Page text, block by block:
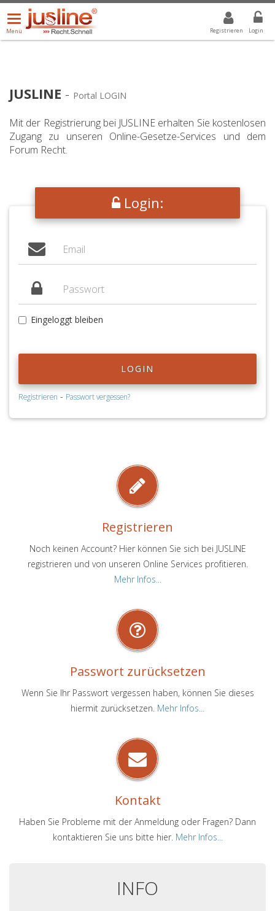
Registrieren Login
Menü
öffnen/schließen
Menü
ALLE DROPDOWN: GEWÄHLTER WERT IST ALLE
JUSLINE - Portal LOGIN
Mit der Registrierung bei JUSLINE erhalten Sie kostenlosen
Zugang zu unseren Online-Gesetze-Services und dem
Forum Recht.
Login:
Eingeloggt bleiben
LOGIN
Registrieren - Passwort vergessen?
Registrieren
Noch keinen Account? Hier können Sie sich bei JUSLINE
registrieren und von unseren Online Services profitieren.
Mehr Infos...
Passwort zurücksetzen
Wenn Sie Ihr Passwort vergessen haben, können Sie dieses
hiermit zurücksetzen. Mehr Infos...
Kontakt
Haben Sie Probleme mit der Anmeldung oder Fragen? Dann
kontaktieren Sie uns bitte hier. Mehr Infos...
INFO